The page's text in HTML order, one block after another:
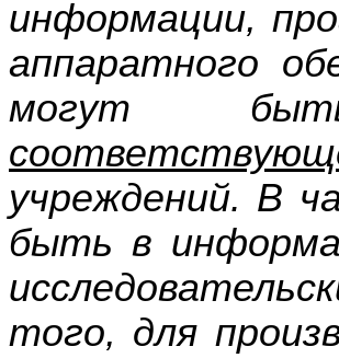
информации,
аппаратного
могут
учреждений. В
быть в
того, для